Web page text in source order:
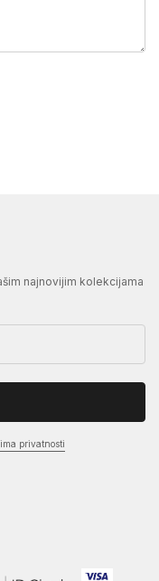
najnovijim kolekcijama
privatnosti